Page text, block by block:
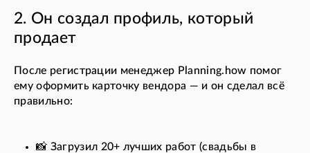
2. Он создал профиль, который
продает
После регистрации менеджер Planning.how помог
ему оформить карточку вендора — и он сделал всё
правильно:
📸 Загрузил 20+ лучших работ (свадьбы в